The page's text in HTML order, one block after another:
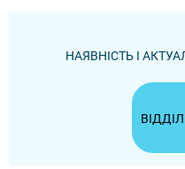
НАЯВНІСТЬ І